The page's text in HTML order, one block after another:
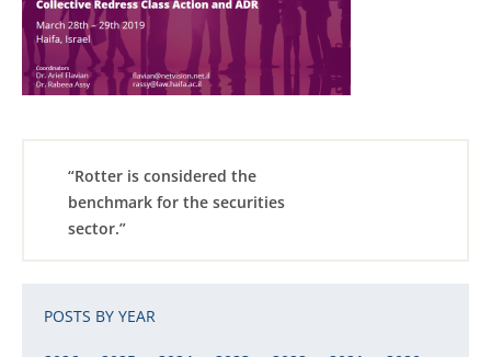
“Rotter is considered the
benchmark for the securities
sector.”
POSTS BY YEAR